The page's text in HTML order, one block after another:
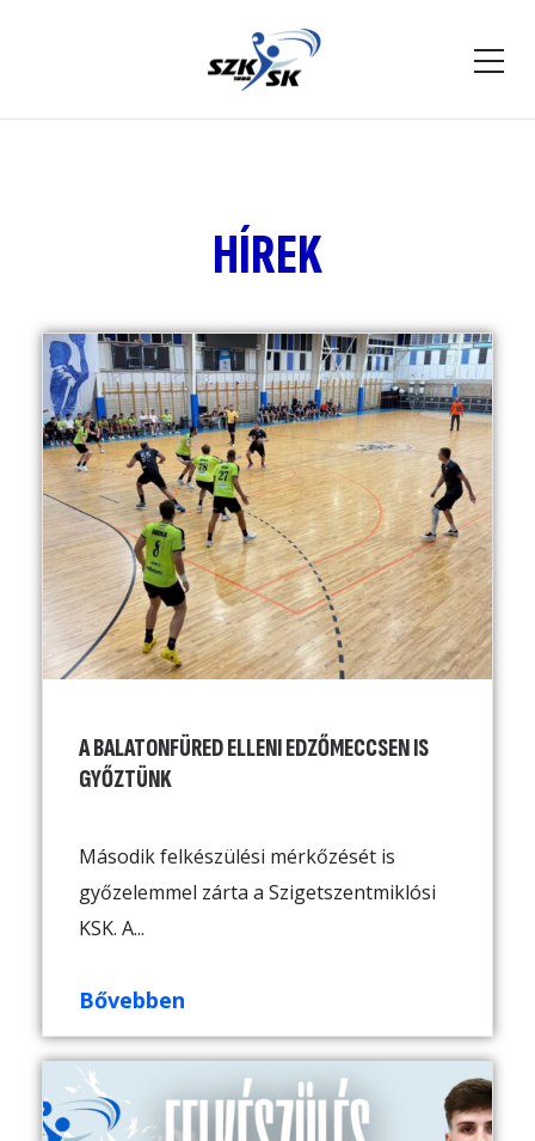
HÍREK
A BALATONFÜRED ELLENI EDZŐMECCSEN IS
GYŐZTÜNK
Második felkészülési mérkőzését is
győzelemmel zárta a Szigetszentmiklósi
KSK. A...
Bővebben